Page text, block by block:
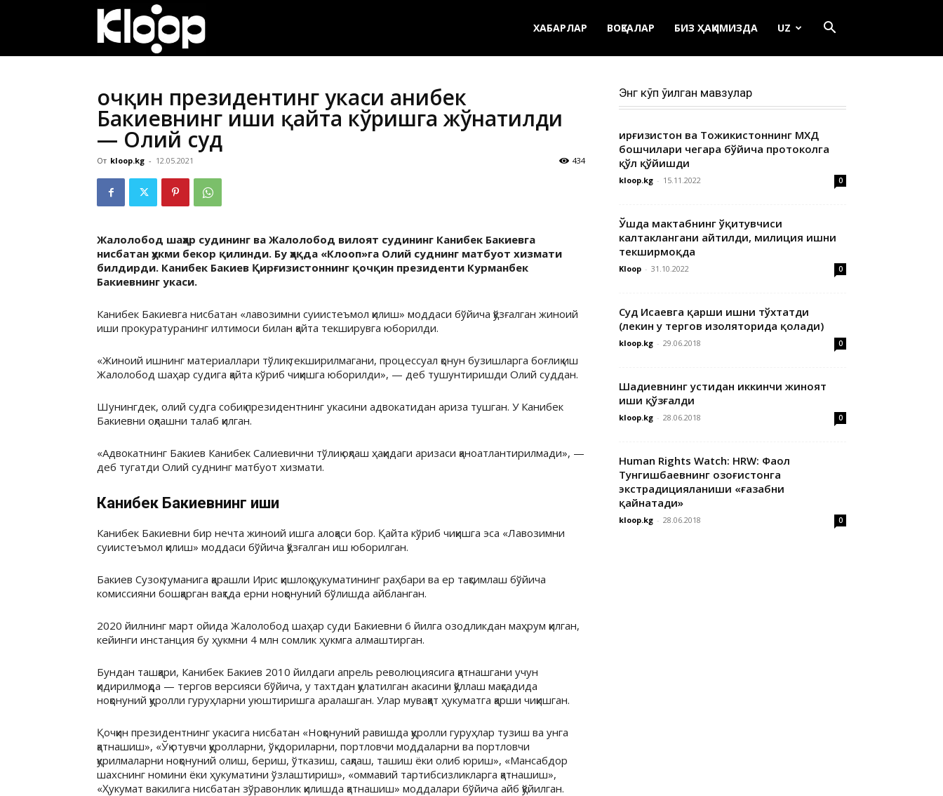
ХАБАРЛАР ВОҚЕАЛАР БИЗ ҲАҚИМИЗДА UZ
Қочқин президентинг укаси Қанибек
Бакиевнинг иши қайта кўришга жўнатилди
— Олий суд
От kloop.kg - 12.05.2021 434
Жалолобод шаҳар судининг ва Жалолобод вилоят судининг Канибек Бакиевга
нисбатан ҳукми бекор қилинди. Бу ҳақда «Клооп»га Олий суднинг матбуот хизмати
билдирди. Канибек Бакиев Қирғизистоннинг қочқин президенти Курманбек
Бакиевнинг укаси.
Канибек Бакиевга нисбатан «лавозимни суиистеъмол қилиш» моддаси бўйича қўзғалган жиноий
иши прокуратуранинг илтимоси билан қайта текширувга юборилди.
«Жиноий ишнинг материаллари тўлиқ текширилмагани, процессуал қонун бузишларга боғлиқ иш
Жалолобод шаҳар судига қайта кўриб чиқишга юборилди», — деб тушунтиришди Олий суддан.
Шунингдек, олий судга собиқ президентнинг укасини адвокатидан ариза тушган. У Канибек
Бакиевни оқлашни талаб қилган.
«Адвокатнинг Бакиев Канибек Салиевични тўлиқ оқлаш ҳақидаги аризаси қаноатлантирилмади», —
деб тугатди Олий суднинг матбуот хизмати.
Канибек Бакиевнинг иши
Канибек Бакиевни бир нечта жиноий ишга алоқаси бор. Қайта кўриб чиқишга эса «Лавозимни
суиистеъмол қилиш» моддаси бўйича қўзғалган иш юборилган.
Бакиев Сузоқ туманига қарашли Ирис қишлоқ ҳукуматининг раҳбари ва ер тақсимлаш бўйича
комиссияни бошқарган вақтда ерни ноқонуний бўлишда айбланган.
2020 йилнинг март ойида Жалолобод шаҳар суди Бакиевни 6 йилга озодликдан маҳрум қилган,
кейинги инстанция бу ҳукмни 4 млн сомлик ҳукмга алмаштирган.
Бундан ташқари, Канибек Бакиев 2010 йилдаги апрель революциясига қатнашгани учун
қидирилмоқда — тергов версияси бўйича, у тахтдан қулатилган акасини қўллаш мақсадида
ноқонуний қуролли гуруҳларни уюштиришга аралашган. Улар муваққат ҳукуматга қарши чиқишган.
Қочқин президентнинг укасига нисбатан «Ноқонуний равишда қуролли гуруҳлар тузиш ва унга
қатнашиш», «Ўқ отувчи қуролларни, ўқ-дориларни, портловчи моддаларни ва портловчи
қурилмаларни ноқонуний олиш, бериш, ўтказиш, сақлаш, ташиш ёки олиб юриш», «Мансабдор
шахснинг номини ёки ҳукуматини ўзлаштириш», «оммавий тартибсизликларга қатнашиш»,
«Ҳукумат вакилига нисбатан зўравонлик қилишда қатнашиш» моддалари бўйича айб қўйилган.
Энг кўп ўқилган мавзулар
Қирғизистон ва Тожикистоннинг МХДҚ
бошчилари чегара бўйича протоколга
қўл қўйишди
kloop.kg - 15.11.2022 0
Ўшда мактабнинг ўқитувчиси
калтаклангани айтилди, милиция ишни
текширмоқда
Kloop - 31.10.2022 0
Суд Исаевга қарши ишни тўхтатди
(лекин у тергов изоляторида қолади)
kloop.kg - 29.06.2018 0
Шадиевнинг устидан иккинчи жиноят
иши қўзғалди
kloop.kg - 28.06.2018 0
Human Rights Watch: HRW: Фаол
Тунгишбаевнинг Қозоғистонга
экстрадицияланиши «ғазабни
қайнатади»
kloop.kg - 28.06.2018 0